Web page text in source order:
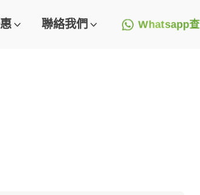
聯絡我們 Whatsapp